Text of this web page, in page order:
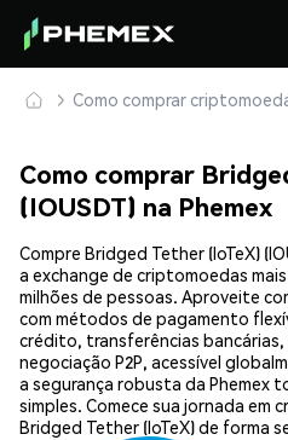
Como comprar
Como comprar
(IOUSDT) na Phemex
Compre Bridged Tether (IoTeX)
a exchange de criptomoedas
milhões de pessoas. Aproveite
com métodos de pagamento
crédito, transferências
negociação P2P, acessível
a segurança robusta da Phemex
simples. Comece sua jornada
Bridged Tether (IoTeX) de forma